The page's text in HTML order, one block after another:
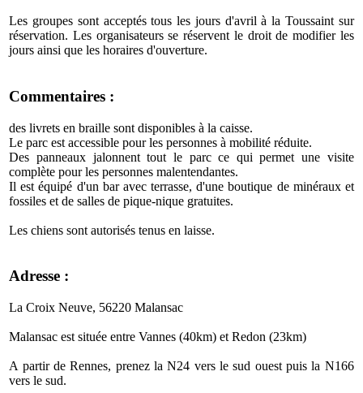
Les groupes sont acceptés tous les jours d'avril à la Toussaint sur
réservation. Les organisateurs se réservent le droit de modifier les
jours ainsi que les horaires d'ouverture.
Commentaires :
des livrets en braille sont disponibles à la caisse.
Le parc est accessible pour les personnes à mobilité réduite.
Des panneaux jalonnent tout le parc ce qui permet une visite
complète pour les personnes malentendantes.
Il est équipé d'un bar avec terrasse, d'une boutique de minéraux et
fossiles et de salles de pique-nique gratuites.
Les chiens sont autorisés tenus en laisse.
Adresse :
La Croix Neuve, 56220 Malansac
Malansac est située entre Vannes (40km) et Redon (23km)
A partir de Rennes, prenez la N24 vers le sud ouest puis la N166
vers le sud.